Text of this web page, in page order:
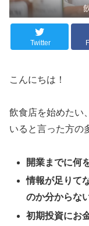
Twitter
こんにちは！
飲食店を始めたい
いると言った方の
開業までに何
情報が足りて
のか分からな
初期投資にお